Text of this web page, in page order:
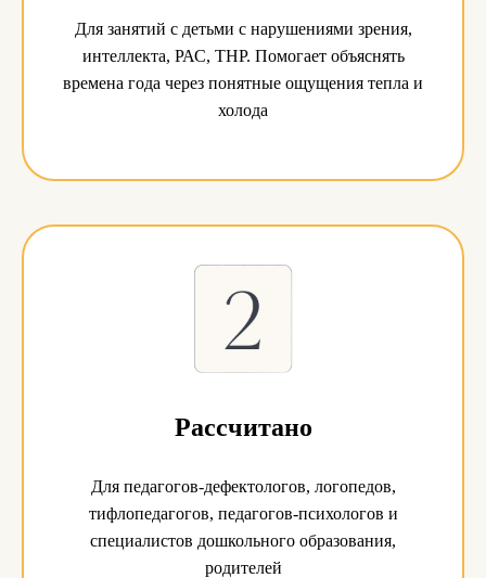
Для занятий с детьми с нарушениями зрения,
интеллекта, РАС, ТНР. Помогает объяснять
времена года через понятные ощущения тепла и
холода
Рассчитано
Для педагогов-дефектологов, логопедов,
тифлопедагогов, педагогов-психологов и
специалистов дошкольного образования,
родителей